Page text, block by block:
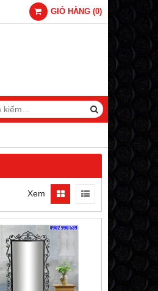
GIỎ HÀNG (0)
Xem